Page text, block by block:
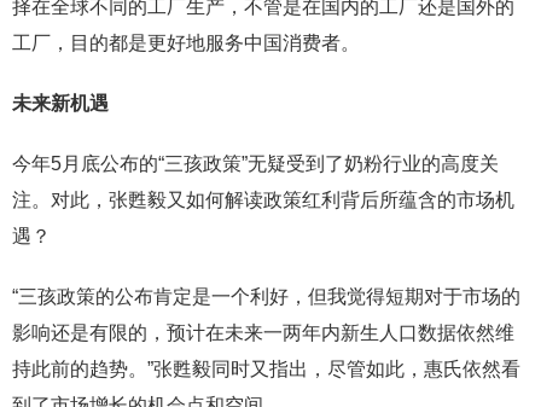
择在全球不同的工厂生产，不管是在国内的工厂还是国外的
工厂，目的都是更好地服务中国消费者。
未来新机遇
今年5月底公布的“三孩政策”无疑受到了奶粉行业的高度关
注。对此，张甦毅又如何解读政策红利背后所蕴含的市场机
遇？
“三孩政策的公布肯定是一个利好，但我觉得短期对于市场的
影响还是有限的，预计在未来一两年内新生人口数据依然维
持此前的趋势。”张甦毅同时又指出，尽管如此，惠氏依然看